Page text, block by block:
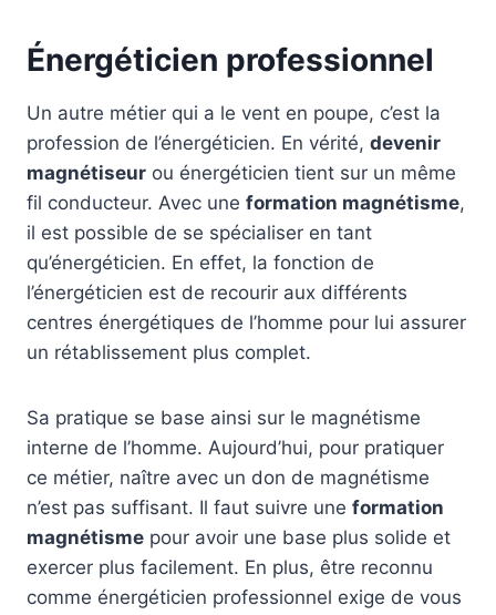
Énergéticien professionnel
Un autre métier qui a le vent en poupe, c’est la
profession de l’énergéticien. En vérité, devenir
magnétiseur ou énergéticien tient sur un même
fil conducteur. Avec une formation magnétisme,
il est possible de se spécialiser en tant
qu’énergéticien. En effet, la fonction de
l’énergéticien est de recourir aux différents
centres énergétiques de l’homme pour lui assurer
un rétablissement plus complet.
Sa pratique se base ainsi sur le magnétisme
interne de l’homme. Aujourd’hui, pour pratiquer
ce métier, naître avec un don de magnétisme
n’est pas suffisant. Il faut suivre une formation
magnétisme pour avoir une base plus solide et
exercer plus facilement. En plus, être reconnu
comme énergéticien professionnel exige de vous